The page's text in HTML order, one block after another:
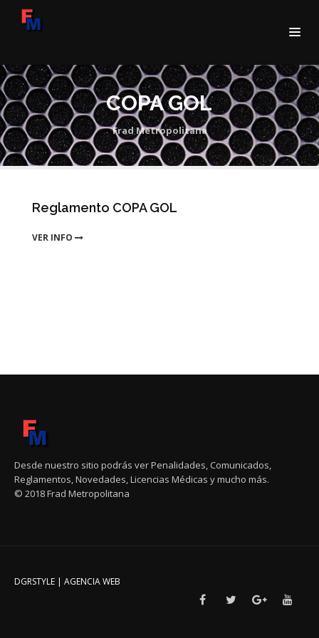
COPA GOL
Frad Metropolitana
Reglamento COPA GOL
VER INFO
Desde nuestro sitio podrás ver Penalidades, Comunicados,
Reglamentos, Novedades, Licencias Médicas y mucho más.
© 2018 Frad Metropolitana
DGRSTYLE | AGENCIA WEB